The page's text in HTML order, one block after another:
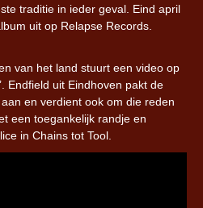
traditie in ieder geval. Eind april
uit op Relapse Records.
van het land stuurt een video op
Endfield uit Eindhoven pakt de
en verdient ook om die reden
een toegankelijk randje en
in Chains tot Tool.